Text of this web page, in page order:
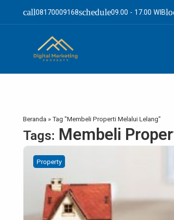
call08170009168schedule09.00 - 17.00 WIB
Beranda »Tag "Membeli Properti Melalui Lelang"
Tags: Membeli
Property